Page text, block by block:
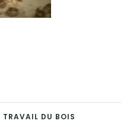
TRAVAIL DU BOIS